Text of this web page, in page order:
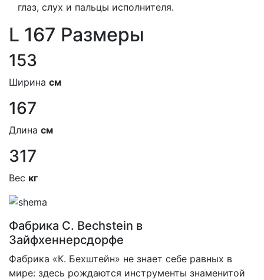
глаз, слух и пальцы исполнителя.
L 167 Размеры
153
Ширина см
167
Длина см
317
Вес кг
Фабрика C. Bechstein в
Зайфхеннерсдорфе
Фабрика «К. Бехштейн» не знает себе равных в
мире: здесь рождаются инструменты знаменитой